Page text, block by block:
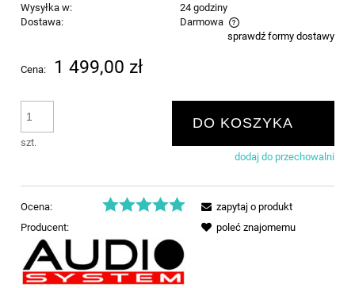
Wysyłka w:
24 godziny
Dostawa:
Darmowa
Cena nie zawiera ewentualnych kosztów płatnościsprawdź formy dostawy
Cena: 1 499,00 zł
szt.
DO KOSZYKA
dodaj do przechowalni
Ocena:
Producent:
zapytaj o produkt
poleć znajomemu